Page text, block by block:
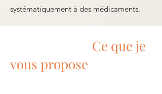
systématiquement à des médicaments.
Ce que je
vous propose